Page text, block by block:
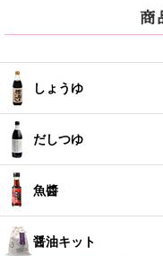
商
しょうゆ
だしつゆ
魚醬
醤油キット